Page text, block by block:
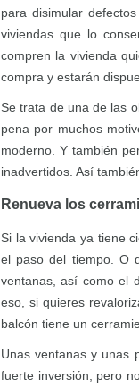
para disimular
viviendas que lo
compren la vivienda
compra y estarán
Se trata de una de las
pena por muchos
moderno. Y también
inadvertidos. Así
Renueva los
Si la vivienda ya tiene
el paso del tiempo. O
ventanas, así como el
eso, si quieres
balcón tiene un
Unas ventanas y unas
fuerte inversión, pero